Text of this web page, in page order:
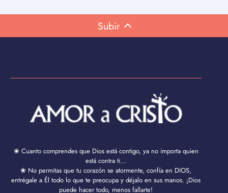
Subir
❀ Cuanto comprendes que Dios está contigo, ya no importa quien
está contra ti...
❀ No permitas que tu corazón se atormente, confía en DIOS,
entrégale a Él todo lo que te preocupa y déjalo en sus manos. ¡Dios
puede hacer todo, menos fallarte!